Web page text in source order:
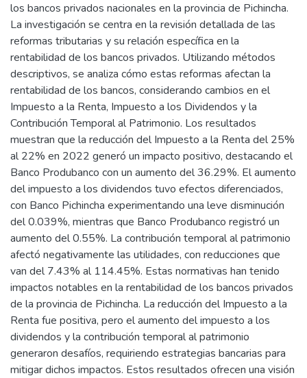
los bancos privados nacionales en la provincia de Pichincha.
La investigación se centra en la revisión detallada de las
reformas tributarias y su relación específica en la
rentabilidad de los bancos privados. Utilizando métodos
descriptivos, se analiza cómo estas reformas afectan la
rentabilidad de los bancos, considerando cambios en el
Impuesto a la Renta, Impuesto a los Dividendos y la
Contribución Temporal al Patrimonio. Los resultados
muestran que la reducción del Impuesto a la Renta del 25%
al 22% en 2022 generó un impacto positivo, destacando el
Banco Produbanco con un aumento del 36.29%. El aumento
del impuesto a los dividendos tuvo efectos diferenciados,
con Banco Pichincha experimentando una leve disminución
del 0.039%, mientras que Banco Produbanco registró un
aumento del 0.55%. La contribución temporal al patrimonio
afectó negativamente las utilidades, con reducciones que
van del 7.43% al 114.45%. Estas normativas han tenido
impactos notables en la rentabilidad de los bancos privados
de la provincia de Pichincha. La reducción del Impuesto a la
Renta fue positiva, pero el aumento del impuesto a los
dividendos y la contribución temporal al patrimonio
generaron desafíos, requiriendo estrategias bancarias para
mitigar dichos impactos. Estos resultados ofrecen una visión